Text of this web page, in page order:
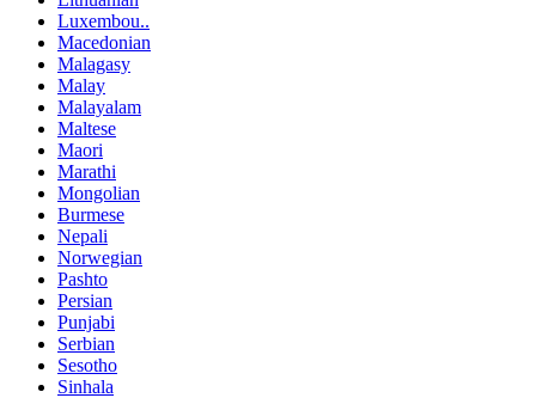
Luxembou..
Macedonian
Malagasy
Malay
Malayalam
Maltese
Maori
Marathi
Mongolian
Burmese
Nepali
Norwegian
Pashto
Persian
Punjabi
Serbian
Sesotho
Sinhala